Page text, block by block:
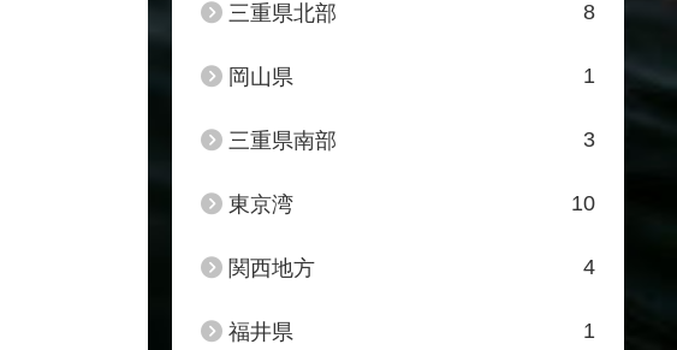
三重県北部 8
岡山県 1
三重県南部 3
東京湾 10
関西地方 4
福井県 1